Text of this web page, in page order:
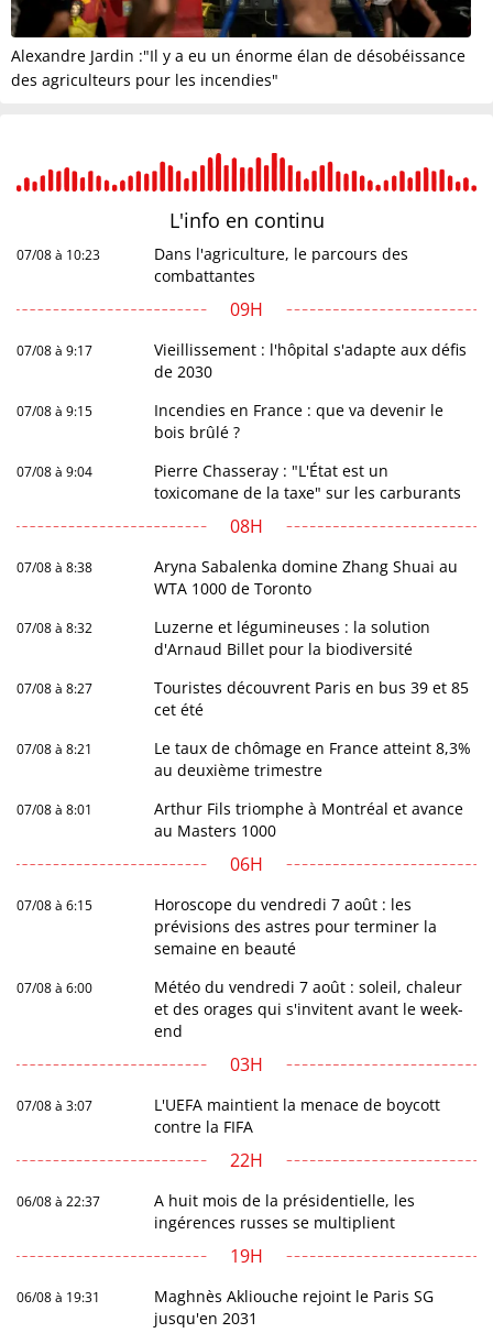
Alexandre Jardin :"Il y a eu un énorme élan de désobéissance
des agriculteurs pour les incendies"
L'info en continu
07/08 à 10:23
Dans l'agriculture, le parcours des
combattantes
09H
07/08 à 9:17
Vieillissement : l'hôpital s'adapte aux défis
de 2030
07/08 à 9:15
Incendies en France : que va devenir le
bois brûlé ?
07/08 à 9:04
Pierre Chasseray : "L'État est un
toxicomane de la taxe" sur les carburants
08H
07/08 à 8:38
Aryna Sabalenka domine Zhang Shuai au
WTA 1000 de Toronto
07/08 à 8:32
Luzerne et légumineuses : la solution
d'Arnaud Billet pour la biodiversité
07/08 à 8:27
Touristes découvrent Paris en bus 39 et 85
cet été
07/08 à 8:21
Le taux de chômage en France atteint 8,3%
au deuxième trimestre
07/08 à 8:01
Arthur Fils triomphe à Montréal et avance
au Masters 1000
06H
07/08 à 6:15
Horoscope du vendredi 7 août : les
prévisions des astres pour terminer la
semaine en beauté
07/08 à 6:00
Météo du vendredi 7 août : soleil, chaleur
et des orages qui s'invitent avant le week-
end
03H
07/08 à 3:07
L'UEFA maintient la menace de boycott
contre la FIFA
22H
06/08 à 22:37
A huit mois de la présidentielle, les
ingérences russes se multiplient
19H
06/08 à 19:31
Maghnès Akliouche rejoint le Paris SG
jusqu'en 2031